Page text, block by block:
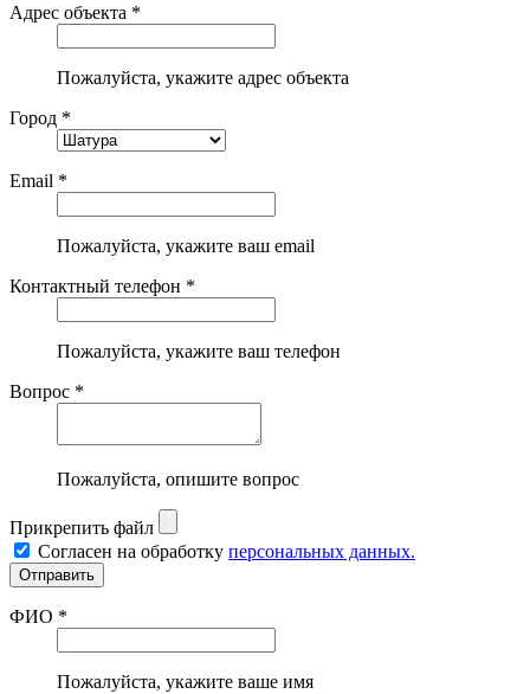
Адрес объекта *
Пожалуйста, укажите адрес объекта
Город *
Email *
Пожалуйста, укажите ваш email
Контактный телефон *
Пожалуйста, укажите ваш телефон
Вопрос *
Пожалуйста, опишите вопрос
Прикрепить файл
Согласен на обработку персональных данных.
ФИО *
Пожалуйста, укажите ваше имя